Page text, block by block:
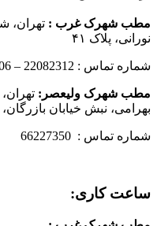
مطب شهرک غرب : تهران،
نورانی، پلاک ۴۱
شماره تماس : 22082312 – 22386106
مطب شهرک ولیعصر:
بهرامی، نبش خیابان
شماره تماس : 66227350
ساعت کاری: